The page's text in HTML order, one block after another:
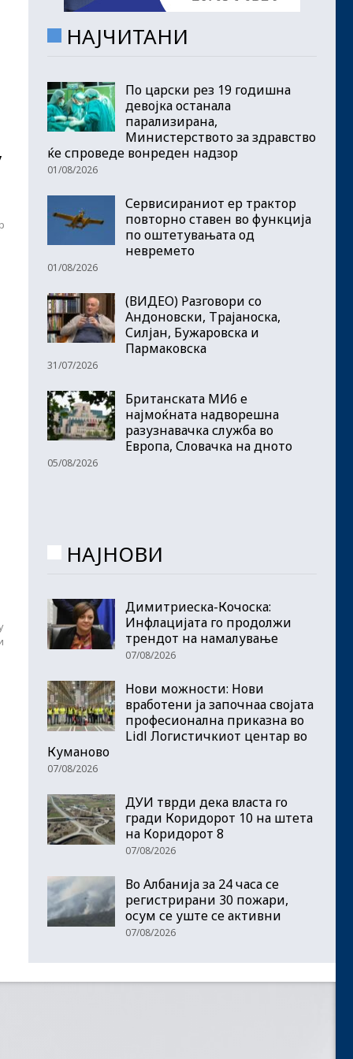
НАЈЧИТАНИ
По царски рез 19 годишна
девојка останала
парализирана,
Министерството за здравство
ќе спроведе вонреден надзор
01/08/2026
Сервисираниот ер трактор
повторно ставен во функција
по оштетувањата од
невремето
01/08/2026
(ВИДЕО) Разговори со
Андоновски, Трајаноска,
Силјан, Бужаровска и
Пармаковска
31/07/2026
Британската МИ6 е
најмоќната надворешна
разузнавачка служба во
Европа, Словачка на дното
05/08/2026
НАЈНОВИ
Димитриеска-Кочоска:
Инфлацијата го продолжи
трендот на намалување
07/08/2026
Нови можности: Нови
вработени ја започнаа својата
професионална приказна во
Lidl Логистичкиот центар во
Куманово
07/08/2026
ДУИ тврди дека власта го
гради Коридорот 10 на штета
на Коридорот 8
07/08/2026
Во Албанија за 24 часа се
регистрирани 30 пожари,
осум се уште се активни
07/08/2026